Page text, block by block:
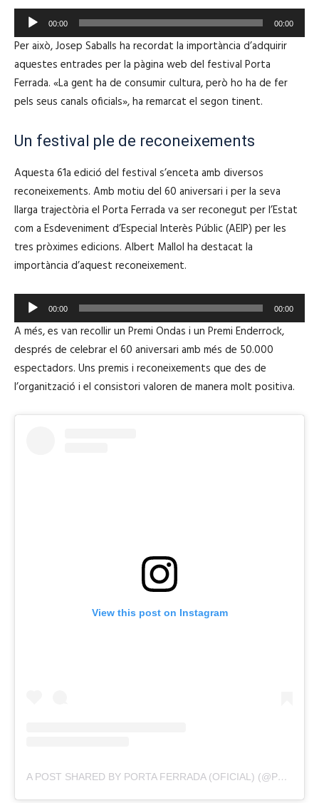
d
o
e
p
r
o
d
c
t
r
'
à
d
o
00:00 00:00
Per això, Josep Saballs ha recordat la importància d’adquirir
aquestes entrades per la pàgina web del festival Porta
Ferrada. «La gent ha de consumir cultura, però ho ha de fer
pels seus canals oficials», ha remarcat el segon tinent.
Un festival ple de reconeixements
Aquesta 61a edició del festival s’enceta amb diversos
reconeixements. Amb motiu del 60 aniversari i per la seva
llarga trajectòria el Porta Ferrada va ser reconegut per l’Estat
com a Esdeveniment d’Especial Interès Públic (AEIP) per les
tres pròximes edicions. Albert Mallol ha destacat la
importància d’aquest reconeixement.
e
p
r
o
d
u
00:00 00:00
A més, es van recollir un Premi Ondas i un Premi Enderrock,
després de celebrar el 60 aniversari amb més de 50.000
espectadors. Uns premis i reconeixements que des de
l’organització i el consistori valoren de manera molt positiva.
View this post on Instagram
A POST SHARED BY PORTA FERRADA (OFICIAL) (@PORTA_FERRADA)